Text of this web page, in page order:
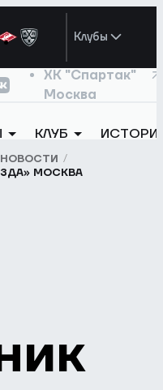
Клубы
ХК "Спартак"
Москва
КЛУБ
НОВОСТИ
МОСКВА